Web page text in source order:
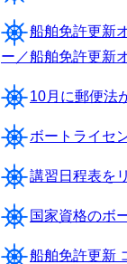
船舶免許更新
ー／船舶免許更新
10月に郵便法
ボートライセ
講習日程表を
国家資格のボ
船舶免許更新